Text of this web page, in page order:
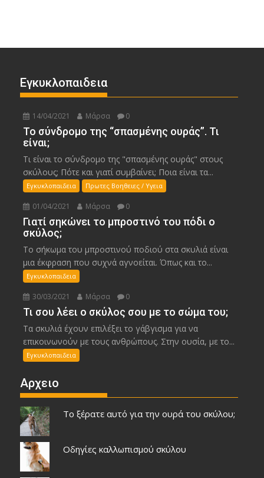
Εγκυκλοπαιδεια
14/04/2021 Μάρσα 0
Το σύνδρομο της “σπασμένης ουράς”. Τι
είναι;
Τι είναι το σύνδρομο της "σπασμένης ουράς" στους
σκύλους; Πότε και γιατί συμβαίνει; Ποια είναι τα...
Εγκυκλοπαιδεια Πρωτες Βοηθειες / Υγεια
01/04/2021 Μάρσα 0
Γιατί σηκώνει το μπροστινό του πόδι ο
σκύλος;
Το σήκωμα του μπροστινού ποδιού στα σκυλιά είναι
μια έκφραση που συχνά αγνοείται. Όπως και το...
Εγκυκλοπαιδεια
30/03/2021 Μάρσα 0
Τι σου λέει ο σκύλος σου με το σώμα του;
Τα σκυλιά έχουν επιλέξει το γάβγισμα για να
επικοινωνούν με τους ανθρώπους. Στην ουσία, με το...
Εγκυκλοπαιδεια
Αρχειο
Το ξέρατε αυτό για την ουρά του σκύλου;
Οδηγίες καλλωπισμού σκύλου